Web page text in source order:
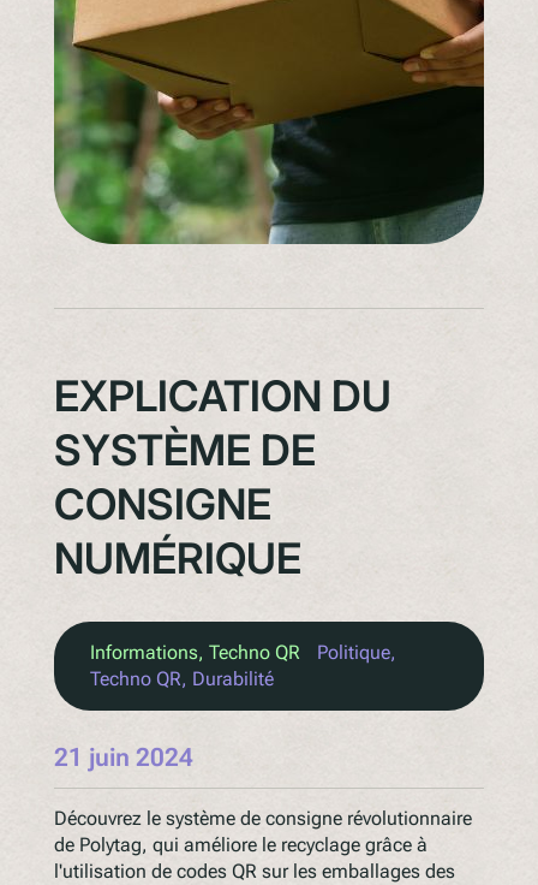
EXPLICATION DU
SYSTÈME DE
CONSIGNE
NUMÉRIQUE
Informations, Techno QR Politique
Techno QR, Durabilité
21 juin 2024
Découvrez le système de consigne révolutionnaire
de Polytag, qui améliore le recyclage grâce à
l'utilisation de codes QR sur les emballages des